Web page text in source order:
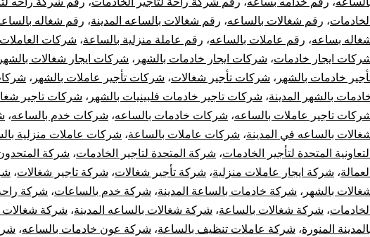
الخادمات، رقم شغالات بالساعه، رقم شغالات بالساعه المدينة، رقم شغاله
بساعه، رقم عاملات بالساعه، رقم عاملة منزلية بالساعة، شركات
ايجار خادمات، شركات ايجار خادمات بالشهر ، شركات ايجار شغالات
خادمات بالشهر ، شركات تأجير شغالات، شركات تأجير عاملات بالشهر ،
بالشهر المدينة، شركات تاجير خادمات فلبينيات بالشهر ، شركات تاجير
تاجير عاملات بالساعه، شركات خادمات بالساعه، شركات خدم بالساعه،
بالساعه في المدينة، شركات عاملات بالساعة، شركات عاملات منزلية
التعاونية المتحدة لتأجير الخادمات، شركة المتحدة لتاجير الخادمات، شركة
العمالة، شركة ايجار عاملات منزلية، شركة تأجير شغالات، شركة تاجير شغالات،
بالشهر ، شركة خادمات بالساعة المدينة، شركة خدم بالساعات، شركة
الخادمات، شركة شغالات بالساعة، شركة شغالات بالساعه المدينة، شركة شغالات
المنورة، شركة عاملات تنظيف بالساعة، شركة عون خادمات بالساعه،